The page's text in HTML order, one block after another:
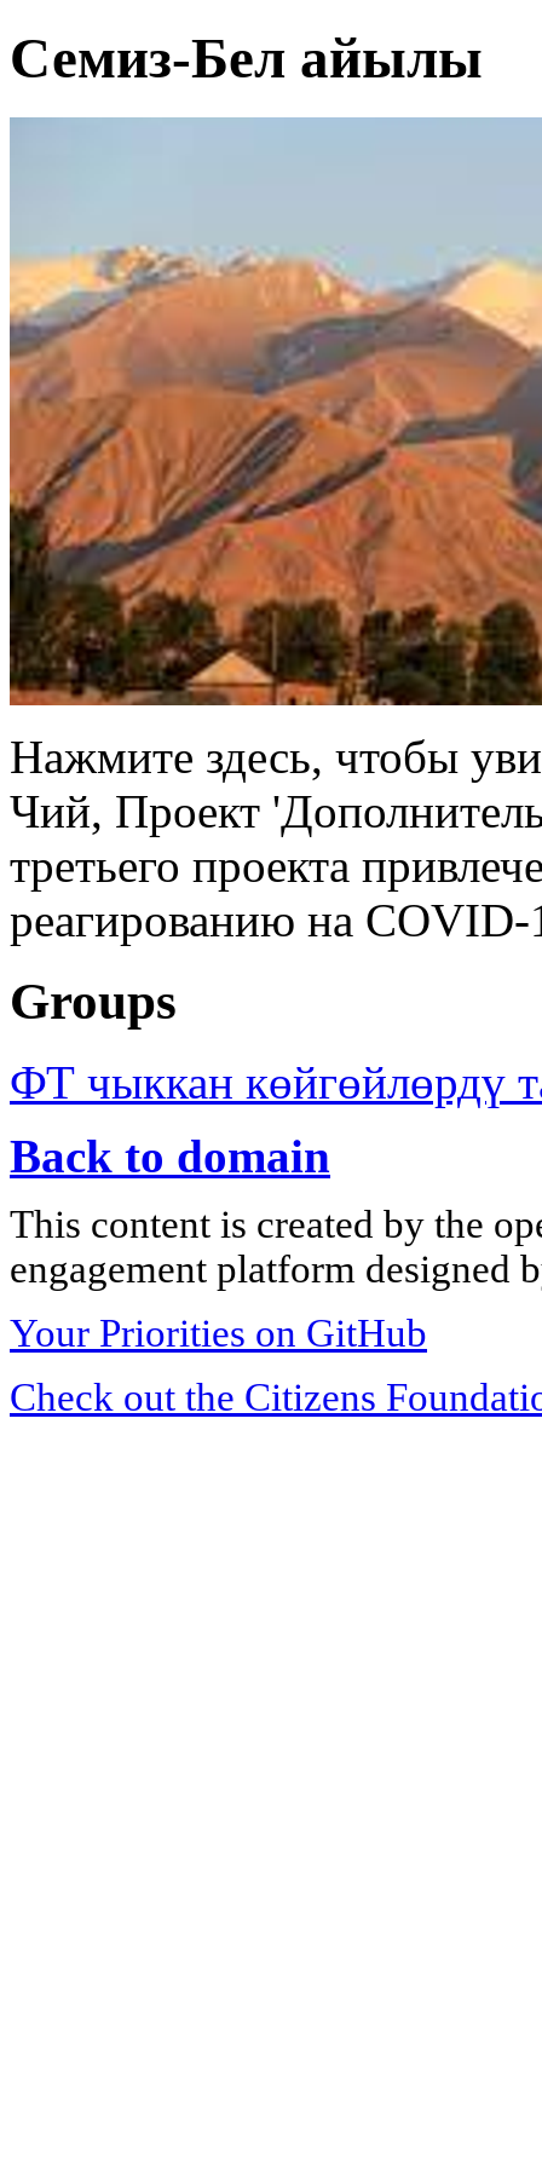
Семиз-Бел айылы
Нажмите здесь, чтобы
Чий, Проект
третьего проекта
реагированию на COVID-
Groups
ФТ чыккан көйгөйлөрдү
Back to domain
This content is created by the
engagement platform designed
Your Priorities on GitHub
Check out the Citizens